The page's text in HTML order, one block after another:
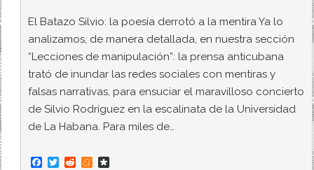
El Batazo Silvio: la poesía derrotó a la mentira Ya lo
analizamos, de manera detallada, en nuestra sección
“Lecciones de manipulación”: la prensa anticubana
trató de inundar las redes sociales con mentiras y
falsas narrativas, para ensuciar el maravilloso concierto
de Silvio Rodríguez en la escalinata de la Universidad
de La Habana. Para miles de…
F
T
R
M